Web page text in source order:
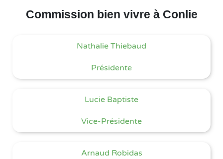
Commission bien vivre à Conlie
Nathalie Thiebaud
Présidente
Lucie Baptiste
Vice-Présidente
Arnaud Robidas